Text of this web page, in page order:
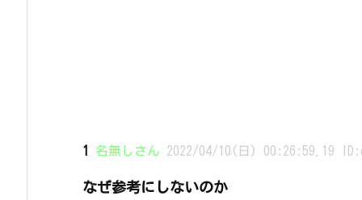
1 名無しさん 2022/04/10(日) 00:26:59.19
なぜ参考にしないのか